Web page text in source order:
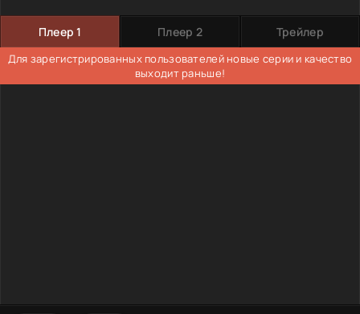
Плеер 1 Плеер 2 Трейлер
Для зарегистрированных пользователей новые серии и качество
выходит раньше!